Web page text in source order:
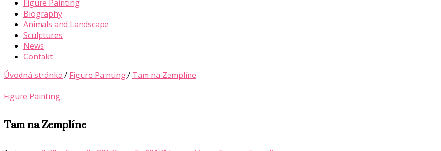
Figure Painting
Biography
Animals and Landscape
Sculptures
News
Contakt
Úvodná stránka / Figure Painting/ Tam na Zemplíne
Figure Painting
Tam na Zemplíne